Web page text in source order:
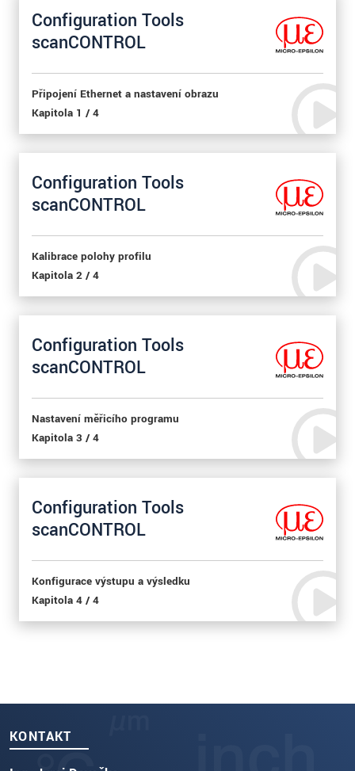
Configuration Tools
scanCONTROL
Připojení Ethernet a nastavení obrazu
Kapitola 1 / 4
Configuration Tools
scanCONTROL
Kalibrace polohy profilu
Kapitola 2 / 4
Configuration Tools
scanCONTROL
Nastavení měřicího programu
Kapitola 3 / 4
Configuration Tools
scanCONTROL
Konfigurace výstupu a výsledku
Kapitola 4 / 4
KONTAKT